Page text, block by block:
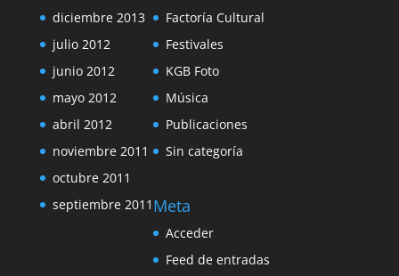
diciembre 2013
julio 2012
junio 2012
mayo 2012
abril 2012
noviembre 2011
octubre 2011
septiembre 2011
Factoría Cultural
Festivales
KGB Foto
Música
Publicaciones
Sin categoría
Meta
Acceder
Feed de entradas